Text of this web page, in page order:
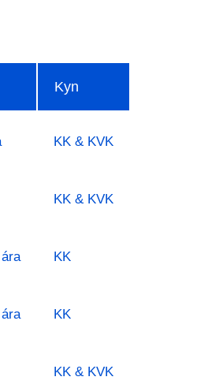
Kyn
KK & KVK
KK & KVK
KK
KK
KK & KVK